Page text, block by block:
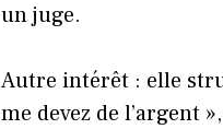
un juge.
Autre intérêt : elle
me devez de l’argent